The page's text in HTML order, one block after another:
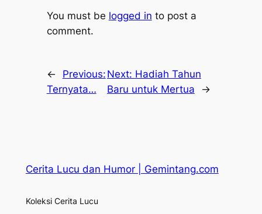
You must be logged in to post a
comment.
←
Previous:
Ternyata…
Next: Hadiah Tahun
Baru untuk Mertua
→
Cerita Lucu dan Humor | Gemintang.com
Koleksi Cerita Lucu